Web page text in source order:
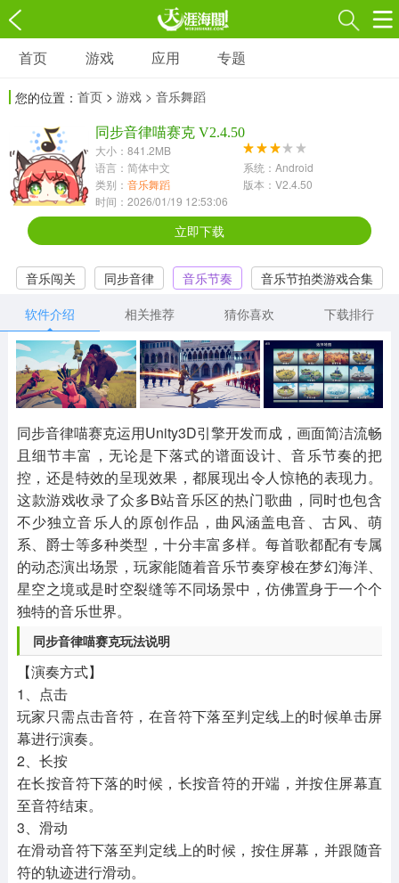
游戏
3697款应用
1597款应用
休闲益智
13387款应用
2196款应用
冒险解谜
1072款应用
418款应用
568款应用
音乐舞蹈
269款应用
2716款应用
515款应用
其他
1654款应用
游戏助手
515款应用
MOD游戏
1056款应用
首页 游戏 应用 专题
您的位置： 首页 > 游戏 > 音乐舞蹈
同步音律喵赛克 V2.4.50
大小：841.2MB
语言：简体中文
系统：Android
类别： 音乐舞蹈
版本：V2.4.50
时间：2026/01/19 12:53:06
立即下载
音乐闯关 同步音律 音乐节奏
音乐节拍类游戏合集
软件介绍
相关推荐 猜你喜欢 下载排行
同步音律喵赛克运用Unity3D引擎开发而成，画面简洁流畅
且细节丰富，无论是下落式的谱面设计、音乐节奏的把
控，还是特效的呈现效果，都展现出令人惊艳的表现力。
这款游戏收录了众多B站音乐区的热门歌曲，同时也包含
不少独立音乐人的原创作品，曲风涵盖电音、古风、萌
系、爵士等多种类型，十分丰富多样。每首歌都配有专属
的动态演出场景，玩家能随着音乐节奏穿梭在梦幻海洋、
星空之境或是时空裂缝等不同场景中，仿佛置身于一个个
独特的音乐世界。
同步音律喵赛克玩法说明
【演奏方式】
1、点击
玩家只需点击音符，在音符下落至判定线上的时候单击屏
幕进行演奏。
2、长按
在长按音符下落的时候，长按音符的开端，并按住屏幕直
至音符结束。
3、滑动
在滑动音符下落至判定线上的时候，按住屏幕，并跟随音
符的轨迹进行滑动。